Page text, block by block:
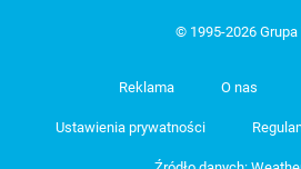
© 1995-2026 Grupa
Reklama O nas
Ustawienia prywatności